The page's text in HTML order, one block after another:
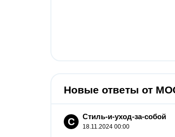
Новые ответы от
С Стиль-и-уход-за-собой
18.11.2024 00:00